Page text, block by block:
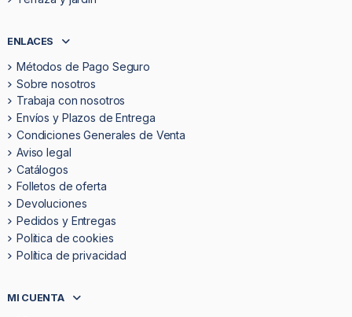
ENLACES
Métodos de Pago Seguro
Sobre nosotros
Trabaja con nosotros
Envíos y Plazos de Entrega
Condiciones Generales de Venta
Aviso legal
Catálogos
Folletos de oferta
Devoluciones
Pedidos y Entregas
Politica de cookies
Política de privacidad
MI CUENTA